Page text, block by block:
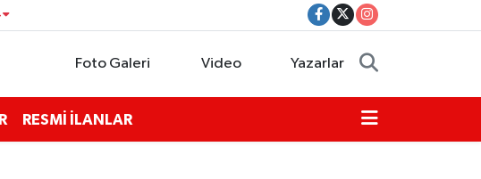
Foto Galeri Video Yazarlar
RESMİ İLANLAR